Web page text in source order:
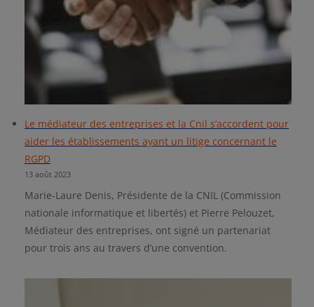
Le médiateur des entreprises et la Cnil s’accordent pour
aider les établissements ayant un litige concernant le
RGPD
13 août 2023
Marie-Laure Denis, Présidente de la CNIL (Commission
nationale informatique et libertés) et Pierre Pelouzet,
Médiateur des entreprises, ont signé un partenariat
pour trois ans au travers d’une convention.